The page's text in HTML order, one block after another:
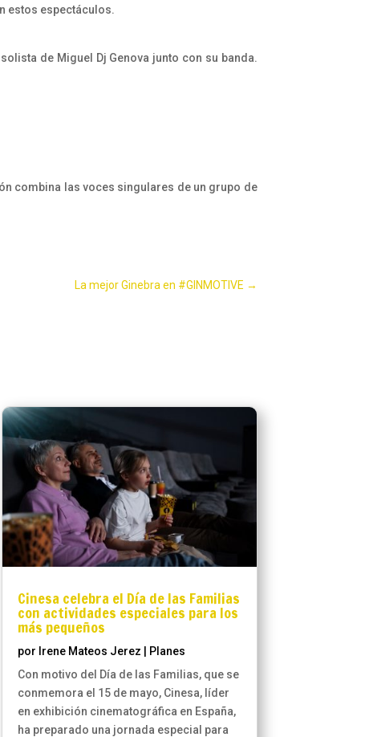
estos espectáculos.
de Miguel Dj Genova junto con su banda.
combina las voces singulares de un grupo de
La mejor Ginebra en #GINMOTIVE →
Cinesa celebra el Día de las Familias
con actividades especiales para los
más pequeños
por Irene Mateos Jerez | Planes
Con motivo del Día de las Familias, que se
conmemora el 15 de mayo, Cinesa, líder
en exhibición cinematográfica en España,
ha preparado una jornada especial para